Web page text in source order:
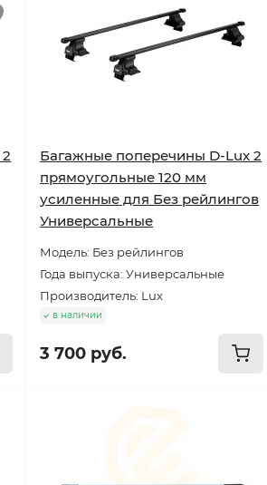
Багажные поперечины D-Lux 2
прямоугольные 120 мм
усиленные для Без рейлингов
Универсальные
Модель: Без рейлингов
Года выпуска: Универсальные
Производитель: Lux
в наличии
3 700 руб.